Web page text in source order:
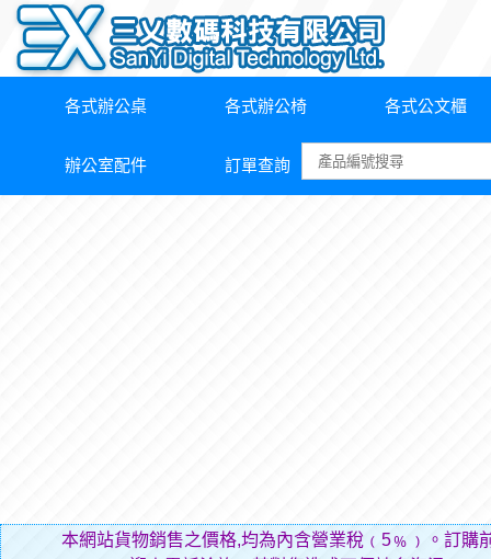
各式辦公桌 各式辦公椅 各式公文櫃
辦公室配件 訂單查詢
親愛的